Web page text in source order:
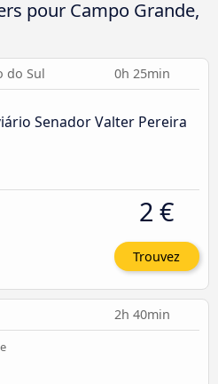
pour Campo Grande,
do Sul 0h 25min
Senador Valter Pereira
2 €
Trouvez
2h 40min